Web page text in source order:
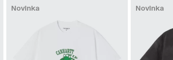
Novinka Novinka